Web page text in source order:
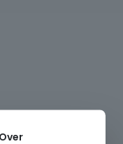
Over